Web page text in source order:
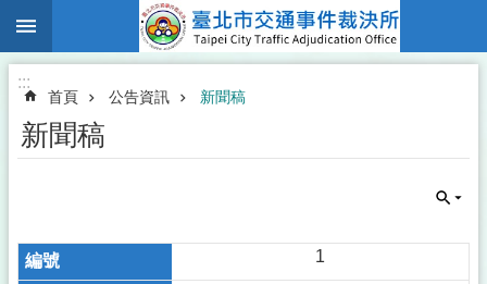
跳到主要內容區塊
:::
首頁 公告資訊 新聞稿
新聞稿
1